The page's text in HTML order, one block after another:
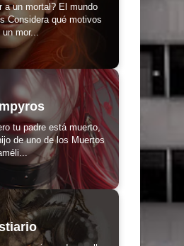
a un mortal? El mundo
Considera qué motivos
un mor...
tu padre está muerto,
de uno de los Muertos